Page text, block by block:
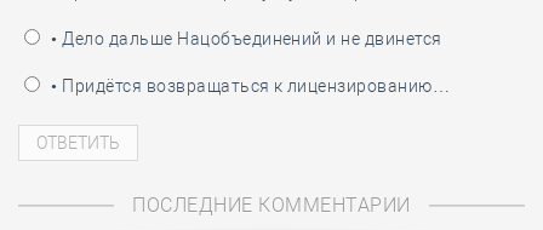
• Дело дальше Нацобъединений и не двинется
• Придётся возвращаться к лицензированию…
ПОСЛЕДНИЕ КОММЕНТАРИИ